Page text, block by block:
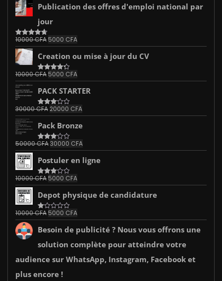
Publication des offres d'emploi national par
jour
Note4.67
sur 5
10000CFA Le
prix
initial
était :
10000 CFA.
5000 CFALe
prix
actuel
5000 CFA.
Creation ou mise à jour du CV
Note4.33
sur 5
10000CFA Le
prix
initial
était :
10000 CFA.
5000 CFALe
prix
actuel
5000 CFA.
PACK STARTER
Note
3.00
sur 5
30000CFA Le
prix
initial
était :
30000 CFA.
20000 CFALe
prix
actuel
20000 CFA.
Pack Bronze
Note
3.00
sur 5
50000CFALe
prix
initial
était :
50000 CFA.
30000 CFALe
prix
actuel
Postuler en ligne
Note
3.00
sur 5
10000CFA Le
prix
initial
était :
10000 CFA.
5000 CFALe
prix
actuel
5000 CFA.
Depot physique de candidature
Note
1.00
sur
5
10000CFA Le
prix
initial
était :
10000 CFA.
5000 CFALe
prix
actuel
5000 CFA.
Besoin de publicité ? Nous vous offrons une
solution complète pour atteindre votre
audience sur WhatsApp, Instagram, Facebook et
plus encore !